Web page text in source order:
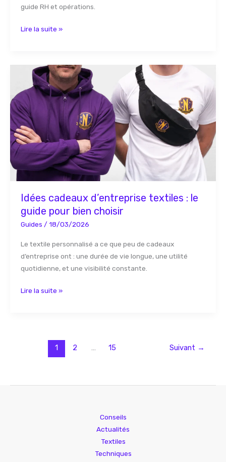
guide RH et opérations.
Lire la suite »
Idées cadeaux d’entreprise textiles : le
guide pour bien choisir
Guides / 18/03/2026
Le textile personnalisé a ce que peu de cadeaux
d’entreprise ont : une durée de vie longue, une utilité
quotidienne, et une visibilité constante.
Idées
cadeaux
d’entreprise
textiles
:
le
guide
pour
bien
choisir
Lire la suite »
1 2 … 15 Suivant →
Conseils
Actualités
Textiles
Techniques